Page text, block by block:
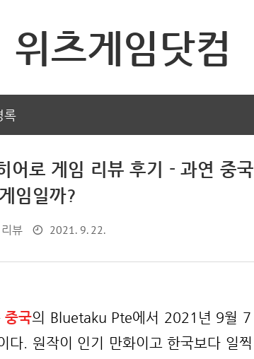
위츠게임닷컴
록
어로 게임 리뷰 후기 - 과연 중국
임일까?
뷰 2021. 9. 22.
중국의 Bluetaku Pte에서 2021년 9월 7
다. 원작이 인기 만화이고 한국보다 일찍